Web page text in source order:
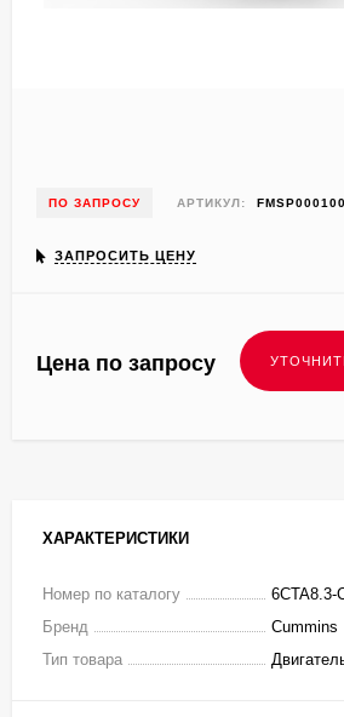
ПО ЗАПРОСУ АРТИКУЛ:
ЗАПРОСИТЬ ЦЕНУ
Цена по запросу
ХАРАКТЕРИСТИКИ
Номер по каталогу
6CTA8.3-
Бренд
Cummins
Тип товара